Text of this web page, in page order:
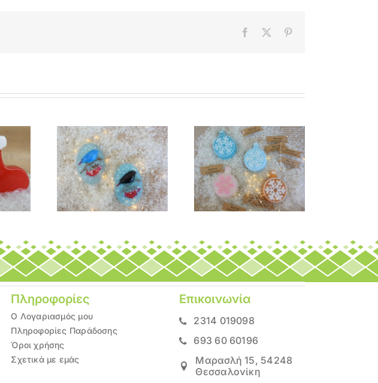
Facebook
Σαπούνι ”Μπάλα
νιφάδα”
Σαπούνι
«Χριστουγεννιάτικο
δέντρο 2025»
Πληροφορίες
Ο Λογαριασμός μου
Πληροφορίες Παράδοσης
Όροι χρήσης
Σχετικά με εμάς
Επικοινωνία
2314 019098
693 60 60196
Μαρασλή 15, 54248
Θεσσαλονίκη